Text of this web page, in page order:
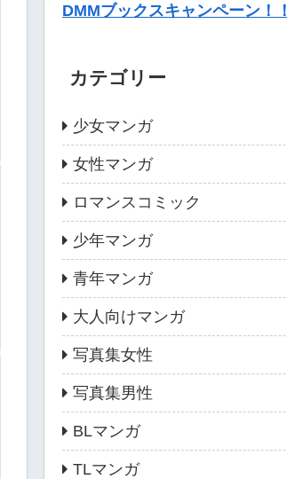
DMMブックスキャンペーン！！
カテゴリー
少女マンガ
女性マンガ
ロマンスコミック
少年マンガ
青年マンガ
大人向けマンガ
写真集女性
写真集男性
BLマンガ
TLマンガ